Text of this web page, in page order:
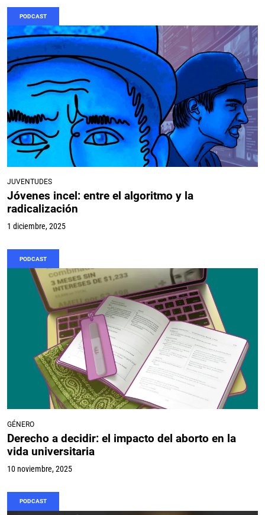
PODCAST
JUVENTUDES
Jóvenes incel: entre el algoritmo y la
radicalización
1 diciembre, 2025
PODCAST
GÉNERO
Derecho a decidir: el impacto del aborto en la
vida universitaria
10 noviembre, 2025
PODCAST